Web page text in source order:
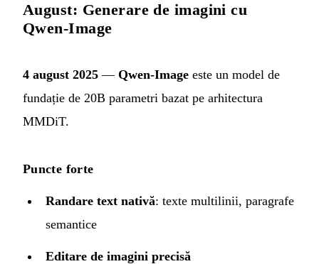
August: Generare de imagini cu
Qwen-Image
4 august 2025 — Qwen-Image este un model de
fundație de 20B parametri bazat pe arhitectura
MMDiT.
Puncte forte
Randare text nativă: texte multilinii, paragrafe
semantice
Editare de imagini precisă